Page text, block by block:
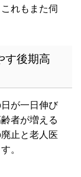
れもまた伺
す後期高
が一日伸び
者が増える
止と老人医
。